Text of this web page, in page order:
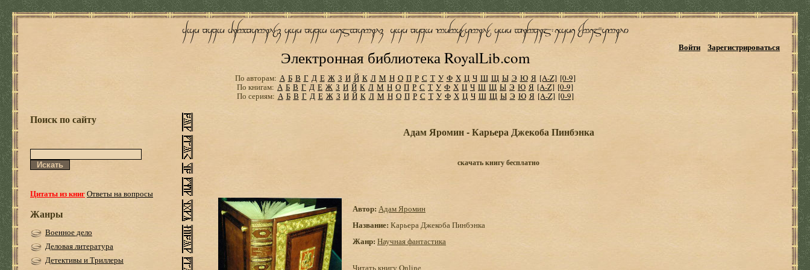
Электронная библиотека RoyalLib.com
Войти Зарегистрироваться
По авторам: А Б В Г Д Е Ж З И Й К Л М Н О П Р С Т У Ф Х Ц Ч Ш Щ Ы Э Ю Я [A-Z] [0-9]
По книгам: А Б В Г Д Е Ж З И Й К Л М Н О П Р С Т У Ф Х Ц Ч Ш Щ Ы Э Ю Я [A-Z] [0-9]
По сериям: А Б В Г Д Е Ж З И Й К Л М Н О П Р С Т У Ф Х Ц Ч Ш Щ Ы Э Ю Я [A-Z] [0-9]
Поиск по сайту
Цитаты из книгОтветы на вопросы
Жанры
Военное дело
Деловая литература
Детективы и Триллеры
Адам Яромин - Карьера Джекоба Пинбэнка
скачать книгу бесплатно
Автор: Адам Яромин
Название: Карьера Джекоба Пинбэнка
Жанр: Научная фантастика
Читать книгу Online